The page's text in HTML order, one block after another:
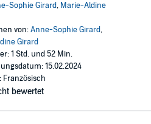
Sophie Girard, Marie-Aldine
von:Anne-Sophie Girard,
Girard
1 Std. und 52 Min.
15.02.2024
Französisch
bewertet